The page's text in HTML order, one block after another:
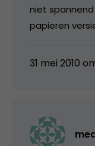
niet
papieren
31 mei 2010